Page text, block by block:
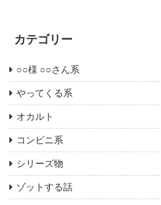
カテゴリー
○○様 ○○さん系
やってくる系
オカルト
コンビニ系
シリーズ物
ゾットする話